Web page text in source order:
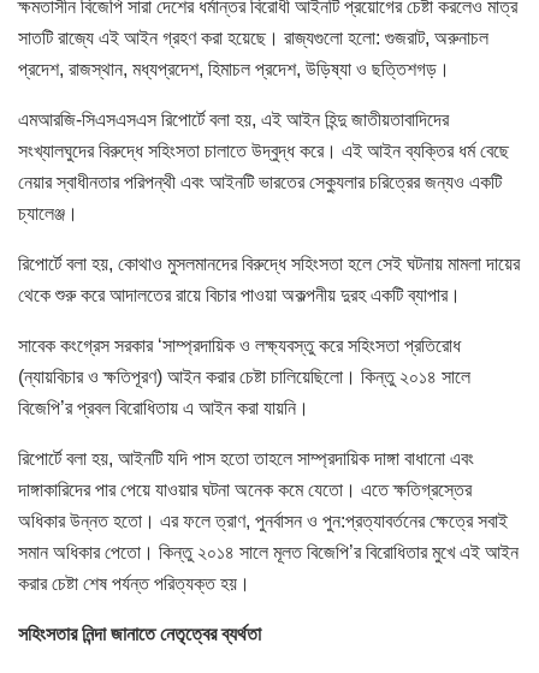
ক্ষমতাসীন বিজেপি সারা দেশের ধর্মান্তর বিরোধী আইনটি প্রয়োগের চেষ্টা করলেও মাত্র
সাতটি রাজ্যে এই আইন গ্রহণ করা হয়েছে। রাজ্যগুলো হলো: গুজরাট, অরুনাচল
প্রদেশ, রাজস্থান, মধ্যপ্রদেশ, হিমাচল প্রদেশ, উড়িষ্যা ও ছত্তিশগড়।
এমআরজি-সিএসএসএস রিপোর্টে বলা হয়, এই আইন হিন্দু জাতীয়তাবাদিদের
সংখ্যালঘুদের বিরুদ্ধে সহিংসতা চালাতে উদ্বুদ্ধ করে। এই আইন ব্যক্তির ধর্ম বেছে
নেয়ার স্বাধীনতার পরিপন্থী এবং আইনটি ভারতের সেক্যুলার চরিত্রের জন্যও একটি
চ্যালেঞ্জ।
রিপোর্টে বলা হয়, কোথাও মুসলমানদের বিরুদ্ধে সহিংসতা হলে সেই ঘটনায় মামলা দায়ের
থেকে শুরু করে আদালতের রায়ে বিচার পাওয়া অকল্পনীয় দুরহ একটি ব্যাপার।
সাবেক কংগ্রেস সরকার ‘সাম্প্রদায়িক ও লক্ষ্যবস্তু করে সহিংসতা প্রতিরোধ
(ন্যায়বিচার ও ক্ষতিপূরণ) আইন করার চেষ্টা চালিয়েছিলো। কিন্তু ২০১৪ সালে
বিজেপি’র প্রবল বিরোধিতায় এ আইন করা যায়নি।
রিপোর্টে বলা হয়, আইনটি যদি পাস হতো তাহলে সাম্প্রদায়িক দাঙ্গা বাধানো এবং
দাঙ্গাকারিদের পার পেয়ে যাওয়ার ঘটনা অনেক কমে যেতো। এতে ক্ষতিগ্রস্তের
অধিকার উন্নত হতো। এর ফলে ত্রাণ, পুনর্বাসন ও পুন:প্রত্যাবর্তনের ক্ষেত্রে সবাই
সমান অধিকার পেতো। কিন্তু ২০১৪ সালে মূলত বিজেপি’র বিরোধিতার মুখে এই আইন
করার চেষ্টা শেষ পর্যন্ত পরিত্যক্ত হয়।
সহিংসতার নিন্দা জানাতে নেতৃত্বের ব্যর্থতা